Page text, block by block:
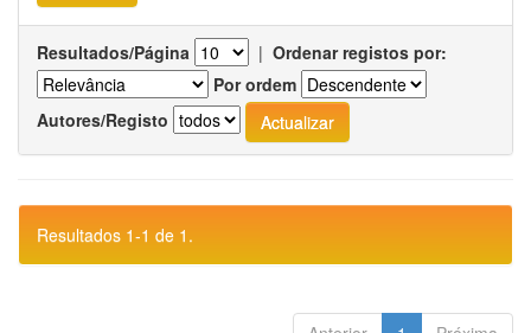
Resultados/Página | Ordenar registos por:
Por ordem
Autores/Registo
Resultados 1-1 de 1.